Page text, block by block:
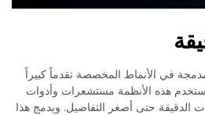
في الأنماط المخصصة تقدماً كبيراً
هذه الأنظمة مستشعرات وأدوات
الدقيقة حتى أصغر التفاصيل. ويدمج هذا